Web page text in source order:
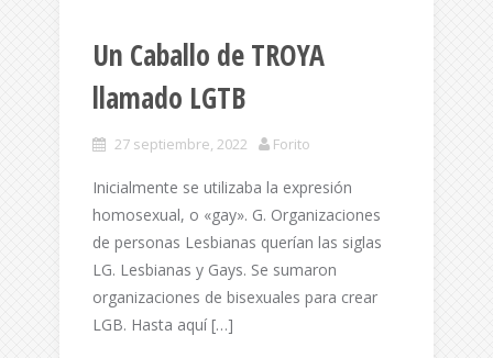
Un Caballo de TROYA
llamado LGTB
27 septiembre, 2022 Forito
Inicialmente se utilizaba la expresión
homosexual, o «gay». G. Organizaciones
de personas Lesbianas querían las siglas
LG. Lesbianas y Gays. Se sumaron
organizaciones de bisexuales para crear
LGB. Hasta aquí […]